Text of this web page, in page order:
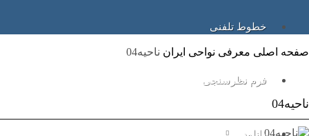
خطوط تلفنی
فرم نظرسنجی
صفحه اصلی معرفی نواحی ایران ناحیه04
ناحیه04